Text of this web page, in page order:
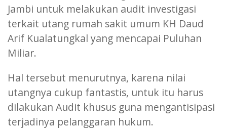
Jambi untuk melakukan audit investigasi
terkait utang rumah sakit umum KH Daud
Arif Kualatungkal yang mencapai Puluhan
Miliar.
Hal tersebut menurutnya, karena nilai
utangnya cukup fantastis, untuk itu harus
dilakukan Audit khusus guna mengantisipasi
terjadinya pelanggaran hukum.